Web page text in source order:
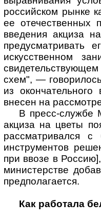
российском рынке
ее отечественных
введения акциза
предусматривать
искусственном
схем", —
из
внесен на
В пресс-службе
акциза на цветы
рассматривался
инструментов
при ввозе в
министерстве
предполагается.
Как работала